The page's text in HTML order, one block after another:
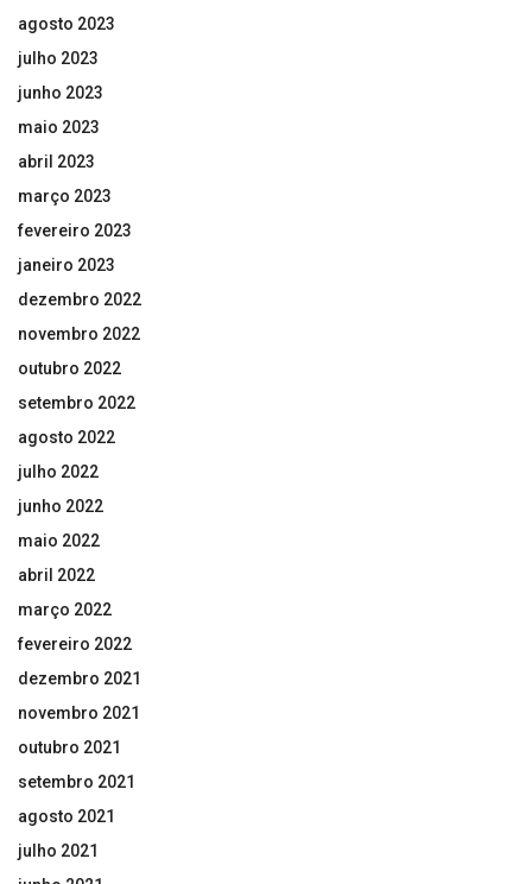
agosto 2023
julho 2023
junho 2023
maio 2023
abril 2023
março 2023
fevereiro 2023
janeiro 2023
dezembro 2022
novembro 2022
outubro 2022
setembro 2022
agosto 2022
julho 2022
junho 2022
maio 2022
abril 2022
março 2022
fevereiro 2022
dezembro 2021
novembro 2021
outubro 2021
setembro 2021
agosto 2021
julho 2021